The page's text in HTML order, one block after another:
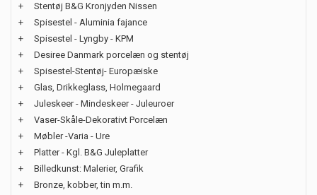
+
Stentøj B&G Kronjyden Nissen
+
Spisestel - Aluminia fajance
+
Spisestel - Lyngby - KPM
+
Desiree Danmark porcelæn og stentøj
+
Spisestel-Stentøj- Europæiske
+
Glas, Drikkeglass, Holmegaard
+
Juleskeer - Mindeskeer - Juleuroer
+
Vaser-Skåle-Dekorativt Porcelæn
+
Møbler -Varia - Ure
+
Platter - Kgl. B&G Juleplatter
+
Billedkunst: Malerier, Grafik
+
Bronze, kobber, tin m.m.